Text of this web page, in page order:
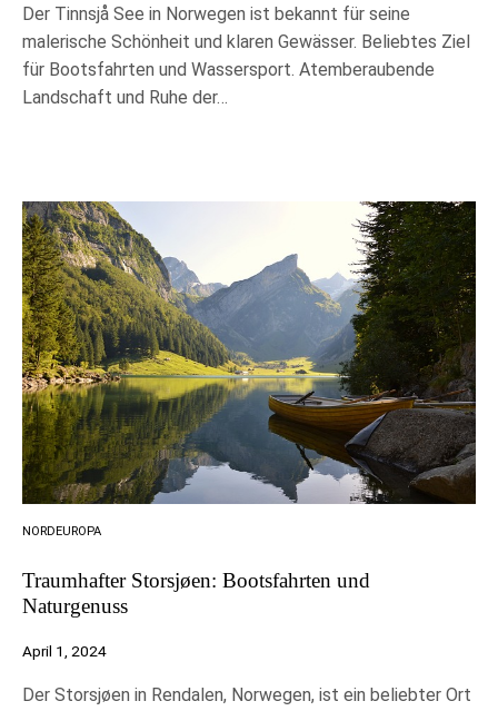
Der Tinnsjå See in Norwegen ist bekannt für seine
malerische Schönheit und klaren Gewässer. Beliebtes Ziel
für Bootsfahrten und Wassersport. Atemberaubende
Landschaft und Ruhe der…
NORDEUROPA
Traumhafter Storsjøen: Bootsfahrten und
Naturgenuss
April 1, 2024
Der Storsjøen in Rendalen, Norwegen, ist ein beliebter Ort